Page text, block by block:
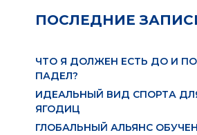
ПОСЛЕДНИЕ
ЧТО Я ДОЛЖЕН ЕСТЬ ДО И
ПАДЕЛ?
ИДЕАЛЬНЫЙ ВИД СПОРТА
ЯГОДИЦ
ГЛОБАЛЬНЫЙ АЛЬЯНС